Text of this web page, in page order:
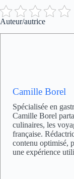
Auteur/autrice
Camille Borel
Spécialisée en
Camille Borel
culinaires, les
française.
contenu optimisé,
une expérience